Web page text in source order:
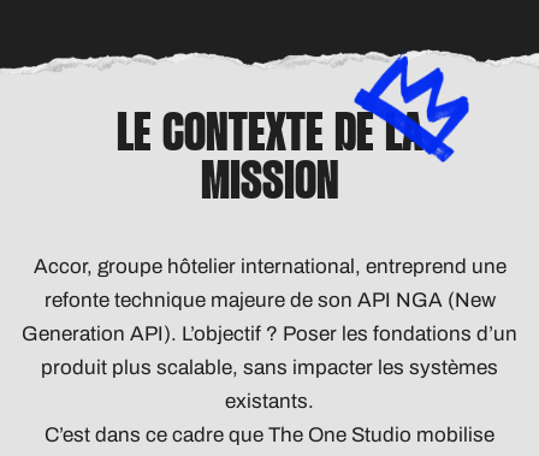
LE CONTEXTE DE LA
MISSION
Accor, groupe hôtelier international, entreprend une
refonte technique majeure de son API NGA (New
Generation API). L’objectif ? Poser les fondations d’un
produit plus scalable, sans impacter les systèmes
existants.
C’est dans ce cadre que The One Studio mobilise